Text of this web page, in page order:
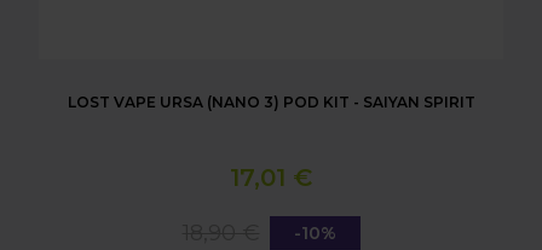
LOST VAPE URSA (NANO 3) POD KIT - SAIYAN SPIRIT
17,01 €
-10%